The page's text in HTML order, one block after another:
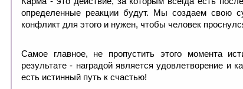
определенные реакции будут. Мы создаем свою
конфликт для этого и нужен, чтобы человек
Самое главное, не пропустить этого момента
результате - наградой является удовлетворение и
есть истинный путь к счастью!